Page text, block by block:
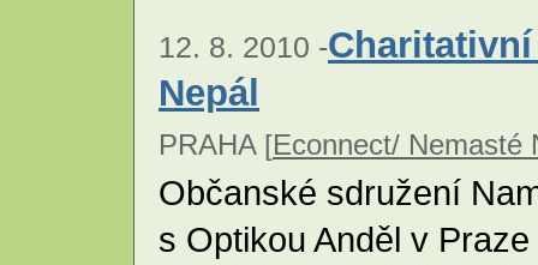
12. 8. 2010 -
Nepál
PRAHA [Econnect/ Nemasté
Občanské sdružení
s Optikou Anděl v